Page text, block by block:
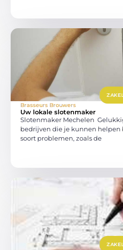
Brasseurs Brouwers
Uw lokale slotenmaker
Slotenmaker Mechelen
bedrijven die je kunnen helpen
soort problemen, zoals de